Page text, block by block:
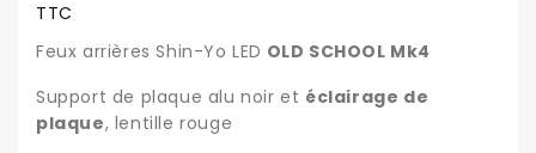
TTC
Feux arrières Shin-Yo LED OLD SCHOOL Mk4
Support de plaque alu noir et éclairage de
plaque, lentille rouge